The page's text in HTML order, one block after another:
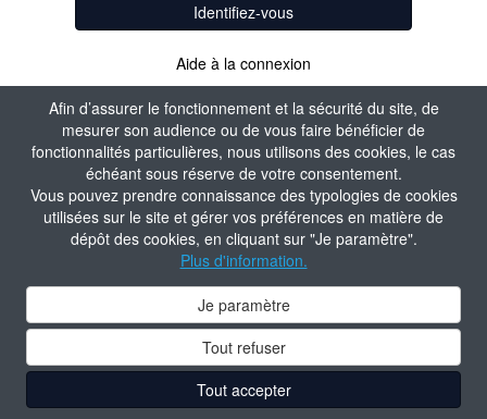
Afin d’assurer le fonctionnement et la sécurité du site, de
mesurer son audience ou de vous faire bénéficier de
fonctionnalités particulières, nous utilisons des cookies, le cas
échéant sous réserve de votre consentement.
Vous pouvez prendre connaissance des typologies de cookies
utilisées sur le site et gérer vos préférences en matière de
dépôt des cookies, en cliquant sur "Je paramètre".
Plus d'information.
Je paramètre
Tout refuser
Tout accepter
Identifiez-vous
Aide à la connexion